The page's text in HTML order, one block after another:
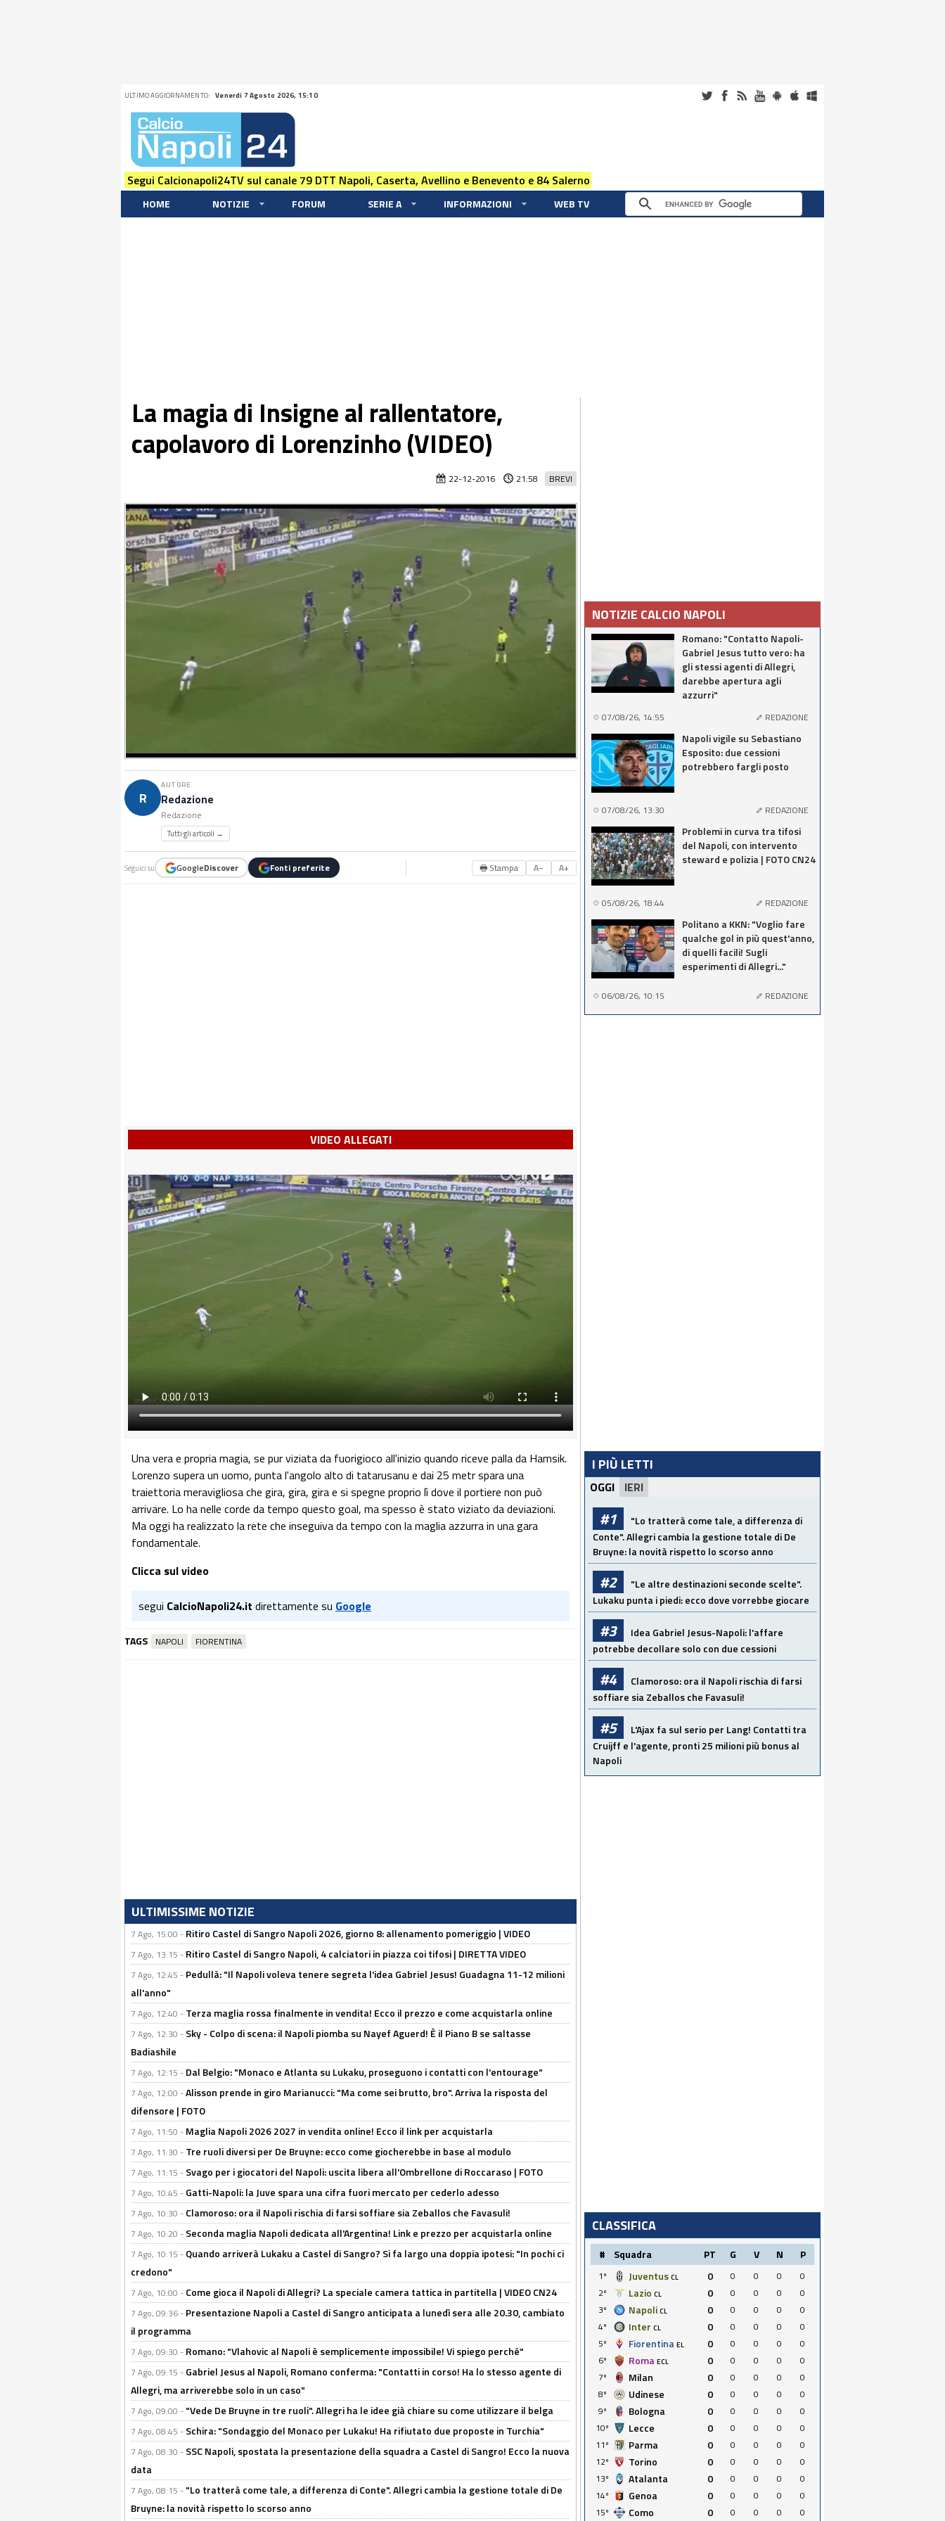
ULTIMO AGGIORNAMENTO: Venerdi 7 Agosto 2026, 15:10
Segui Calcionapoli24TV sul canale 79 DTT Napoli, Caserta, Avellino e Benevento e 84 Salerno
HOME NOTIZIE FORUM SERIE A INFORMAZIONI WEB TV
La magia di Insigne al rallentatore,
capolavoro di Lorenzinho (VIDEO)
BREVI
22-12-2016 21:58
R
AUTORE
Redazione
Redazione
Tutti gli articoli →
Seguici su GoogleDiscover Fonti preferite 🖶 Stampa A− A+
VIDEO ALLEGATI
Una vera e propria magia, se pur viziata da fuorigioco all'inizio quando riceve palla da Hamsik.
Lorenzo supera un uomo, punta l'angolo alto di tatarusanu e dai 25 metr spara una
traiettoria meravigliosa che gira, gira, gira e si spegne proprio lì dove il portiere non può
arrivare. Lo ha nelle corde da tempo questo goal, ma spesso è stato viziato da deviazioni.
Ma oggi ha realizzato la rete che inseguiva da tempo con la maglia azzurra in una gara
fondamentale.
Clicca sul video
segui CalcioNapoli24.it direttamente su Google
TAGS NAPOLI FIORENTINA
ULTIMISSIME NOTIZIE
7 Ago, 15:00 - Ritiro Castel di Sangro Napoli 2026, giorno 8: allenamento pomeriggio | VIDEO
7 Ago, 13:15 - Ritiro Castel di Sangro Napoli, 4 calciatori in piazza coi tifosi | DIRETTA VIDEO
7 Ago, 12:45 - Pedullà: "Il Napoli voleva tenere segreta l'idea Gabriel Jesus! Guadagna 11-12 milioni
all'anno"
7 Ago, 12:40 - Terza maglia rossa finalmente in vendita! Ecco il prezzo e come acquistarla online
7 Ago, 12:30 - Sky - Colpo di scena: il Napoli piomba su Nayef Aguerd! È il Piano B se saltasse
Badiashile
7 Ago, 12:15 - Dal Belgio: "Monaco e Atlanta su Lukaku, proseguono i contatti con l'entourage"
7 Ago, 12:00 -Alisson prende in giro Marianucci: "Ma come sei brutto, bro". Arriva la risposta del
difensore | FOTO
7 Ago, 11:50 - Maglia Napoli 2026 2027 in vendita online! Ecco il link per acquistarla
7 Ago, 11:30 - Tre ruoli diversi per De Bruyne: ecco come giocherebbe in base al modulo
7 Ago, 11:15 - Svago per i giocatori del Napoli: uscita libera all'Ombrellone di Roccaraso | FOTO
7 Ago, 10:45 - Gatti-Napoli: la Juve spara una cifra fuori mercato per cederlo adesso
7 Ago, 10:30 - Clamoroso: ora il Napoli rischia di farsi soffiare sia Zeballos che Favasuli!
7 Ago, 10:20 - Seconda maglia Napoli dedicata all'Argentina! Link e prezzo per acquistarla online
7 Ago, 10:15 - Quando arriverà Lukaku a Castel di Sangro? Si fa largo una doppia ipotesi: "In pochi ci
credono"
7 Ago, 10:00 - Come gioca il Napoli di Allegri? La speciale camera tattica in partitella | VIDEO CN24
7 Ago, 09:36 - Presentazione Napoli a Castel di Sangro anticipata a lunedì sera alle 20.30, cambiato
il programma
7 Ago, 09:30 - Romano: "Vlahovic al Napoli è semplicemente impossibile! Vi spiego perché"
7 Ago, 09:15 - Gabriel Jesus al Napoli, Romano conferma: "Contatti in corso! Ha lo stesso agente di
Allegri, ma arriverebbe solo in un caso"
7 Ago, 09:00 - "Vede De Bruyne in tre ruoli". Allegri ha le idee già chiare su come utilizzare il belga
7 Ago, 08:45 - Schira: "Sondaggio del Monaco per Lukaku! Ha rifiutato due proposte in Turchia"
7 Ago, 08:30 - SSC Napoli, spostata la presentazione della squadra a Castel di Sangro! Ecco la nuova
data
7 Ago, 08:15 - "Lo tratterà come tale, a differenza di Conte". Allegri cambia la gestione totale di De
Bruyne: la novità rispetto lo scorso anno
NOTIZIE CALCIO NAPOLI
Romano: "Contatto Napoli-
Gabriel Jesus tutto vero: ha
gli stessi agenti di Allegri,
darebbe apertura agli
azzurri"
07/08/26, 14:55 REDAZIONE
Napoli vigile su Sebastiano
Esposito: due cessioni
potrebbero fargli posto
07/08/26, 13:30 REDAZIONE
Problemi in curva tra tifosi
del Napoli, con intervento
steward e polizia | FOTO CN24
05/08/26, 18:44 REDAZIONE
Politano a KKN: "Voglio fare
qualche gol in più quest'anno,
di quelli facili! Sugli
esperimenti di Allegri..."
06/08/26, 10:15 REDAZIONE
I PIÙ LETTI
OGGI IERI
#1
"Lo tratterà come tale, a differenza di
Conte". Allegri cambia la gestione totale di De
Bruyne: la novità rispetto lo scorso anno
#2
"Le altre destinazioni seconde scelte".
Lukaku punta i piedi: ecco dove vorrebbe giocare
#3
Idea Gabriel Jesus-Napoli: l'affare
potrebbe decollare solo con due cessioni
#4
Clamoroso: ora il Napoli rischia di farsi
soffiare sia Zeballos che Favasuli!
#5
L'Ajax fa sul serio per Lang! Contatti tra
Cruijff e l'agente, pronti 25 milioni più bonus al
Napoli
CLASSIFICA
# Squadra PT G V N P
1º Juventus CL 0 0 0 0
0
2º
Lazio CL 0 0 0 0
0
3º
Napoli CL 0 0 0 0
0
4º
Inter CL 0 0 0 0
0
5º
Fiorentina EL 0 0 0 0
0
6º
Roma ECL 0 0 0 0
0
7º
Milan 0 0 0 0
0
8º
Udinese 0 0 0 0
0
9º
Bologna 0 0 0 0
0
10º
Lecce 0 0 0 0
0
11º
Parma 0 0 0 0
0
12º
Torino 0 0 0 0
0
13º
Atalanta 0 0 0 0
0
14º
Genoa 0 0 0 0
0
15º
Como 0 0 0 0 0